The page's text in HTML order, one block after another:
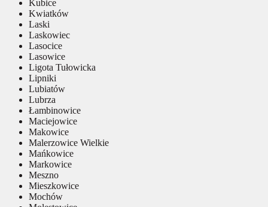
Kubice
Kwiatków
Laski
Laskowiec
Lasocice
Lasowice
Ligota Tułowicka
Lipniki
Lubiatów
Lubrza
Łambinowice
Maciejowice
Makowice
Malerzowice Wielkie
Mańkowice
Markowice
Meszno
Mieszkowice
Mochów